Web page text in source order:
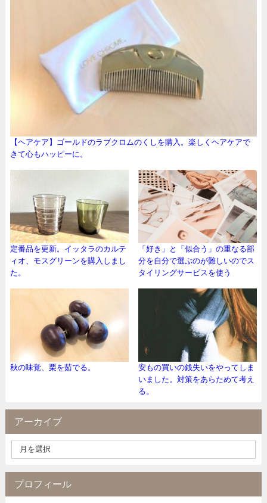
【ヘアケア】ゴールドのラブクロムのくしを購入。楽しくヘアケアで
きて心もハッピーに。
定番品を更新。イッタラのカルテ
ィオ、モスグリーンを購入しまし
た。
「好き」と「似合う」の重なる部
分を自分で選ぶのが難しいのでス
タイリングサービスを使う
秋の味覚、栗を茹でる。
安もの買いの銭失いをやってしま
いました。対策をあらためて考え
る。
アーカイブ
プロフィール